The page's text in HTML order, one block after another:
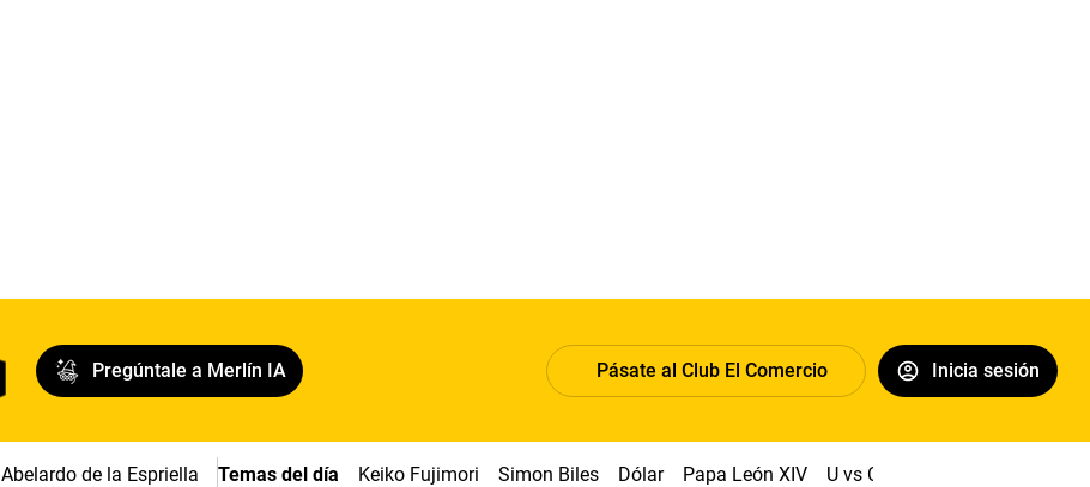
Pregúntale a Merlín IA Pásate al Club El Comercio Inicia sesión
Abelardo de la Espriella Temas del día Keiko Fujimori Simon Biles Dólar Papa León XIV U vs Cristal